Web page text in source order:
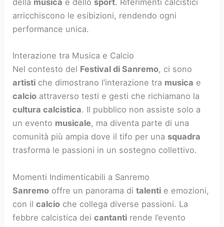
riferimenti diretti al mondo delcalcio. Le
magliette indossatee icolori sventolatioffrono
uno sguardo intimo sulle loro vite.
La Finale di Sanremo e il Calcio
Lafinale di Sanremoè attesa non solo per la
musica, ma anche dai tifosi di calcio. Durante
questa serata, icantanti celebrano la loro
squadra del cuore , mescolando emozioni di fan
dellamusicae dello sport. Riferimenti calcistici
arricchiscono le esibizioni, rendendo ogni
performance unica.
Interazione tra Musica e Calcio
Nel contesto del Festival di Sanremo, ci sono
artisti che dimostrano l’interazione tramusica
calcioattraverso testi e gesti che richiamano la